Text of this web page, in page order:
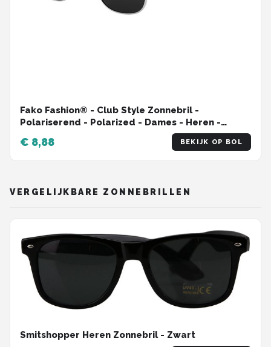
Fako Fashion® - Club Style Zonnebril -
Polariserend - Polarized - Dames - Heren -
€ 8,88 BEKIJK OP BOL
VERGELIJKBARE ZONNEBRILLEN
Smitshopper Heren Zonnebril - Zwart